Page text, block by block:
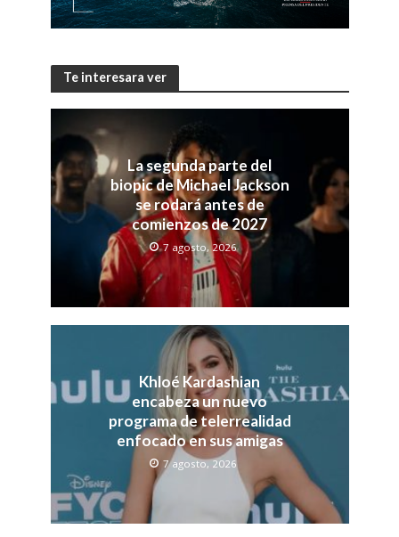
Te interesara ver
La segunda parte del
biopic de Michael Jackson
se rodará antes de
comienzos de 2027
7 agosto, 2026
Khloé Kardashian
encabeza un nuevo
programa de telerrealidad
enfocado en sus amigas
7 agosto, 2026